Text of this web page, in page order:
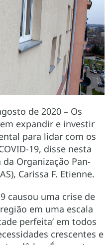
de 2020 – Os
expandir e investir
para lidar com os
19, disse nesta
Organização Pan-
Carissa F. Etienne.
causou uma crise de
em uma escala
perfeita’ em todos
crescentes e